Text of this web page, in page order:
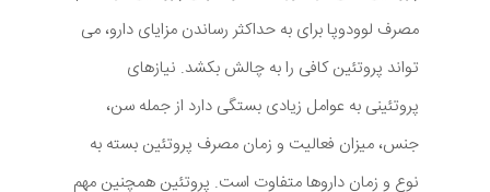
مصرف لوودوپا برای به حداکثر رساندن مزایای دارو، می
تواند پروتئین کافی را به چالش بکشد. نیازهای
پروتئینی به عوامل زیادی بستگی دارد از جمله سن،
جنس، میزان فعالیت و زمان مصرف پروتئین بسته به
نوع و زمان داروها متفاوت است. پروتئین همچنین مهم